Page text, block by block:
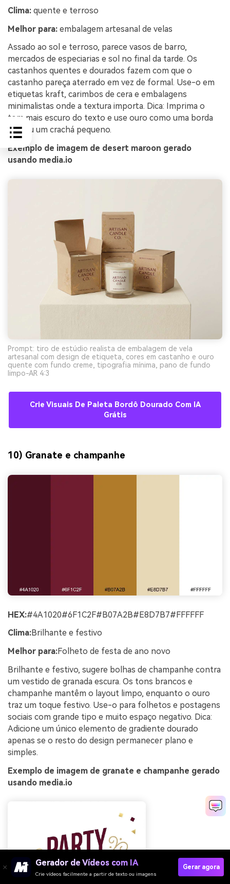
Clima: quente e terroso
Melhor para: embalagem artesanal de velas
Assado ao sol e terroso, parece vasos de barro,
mercados de especiarias e sol no final da tarde. Os
castanhos quentes e dourados fazem com que o
castanho pareça aterrado em vez de formal. Use-o em
etiquetas kraft, carimbos de cera e embalagens
minimalistas onde a textura importa. Dica: Imprima o
tom mais escuro do texto e use ouro como uma borda
fina ou um crachá pequeno.
Exemplo de imagem de desert maroon gerado
usando media.io
Prompt: tiro de estúdio realista de embalagem de vela
artesanal com design de etiqueta, cores em castanho e ouro
quente com fundo creme, tipografia mínima, pano de fundo
limpo-AR 4:3
Crie Visuais De Paleta Bordô Dourado Com IA
Grátis
10) Granate e champanhe
HEX:#4A1020#6F1C2F#B07A2B#E8D7B7#FFFFFF
Clima:Brilhante e festivo
Melhor para:Folheto de festa de ano novo
Brilhante e festivo, sugere bolhas de champanhe contra
um vestido de granada escura. Os tons brancos e
champanhe mantêm o layout limpo, enquanto o ouro
traz um toque festivo. Use-o para folhetos e postagens
sociais com grande tipo e muito espaço negativo. Dica:
Adicione um único elemento de gradiente dourado
apenas se o resto do design permanecer plano e
simples.
Exemplo de imagem de granate e champanhe gerado
usando media.io
Gerador de Vídeos com IA
Crie vídeos facilmente a partir de texto ou imagens
Gerar agora